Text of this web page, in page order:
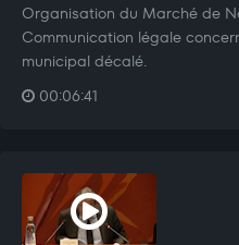
Organisation du Marché de
Communication légale
municipal décalé.
00:06:41